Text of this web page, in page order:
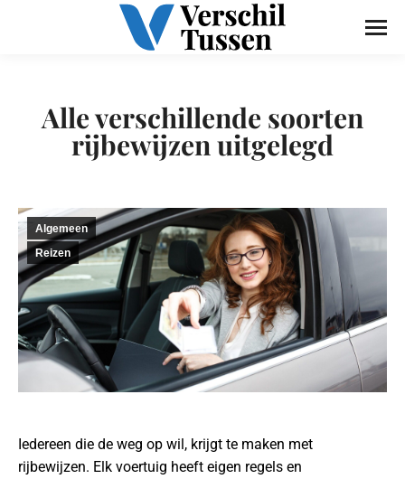
Alle verschillende soorten
rijbewijzen uitgelegd
Algemeen
Reizen
Iedereen die de weg op wil, krijgt te maken met
rijbewijzen. Elk voertuig heeft eigen regels en